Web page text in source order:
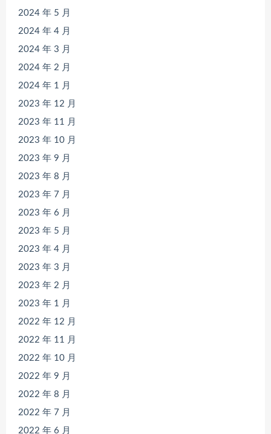
2024 年 5 月
2024 年 4 月
2024 年 3 月
2024 年 2 月
2024 年 1 月
2023 年 12 月
2023 年 11 月
2023 年 10 月
2023 年 9 月
2023 年 8 月
2023 年 7 月
2023 年 6 月
2023 年 5 月
2023 年 4 月
2023 年 3 月
2023 年 2 月
2023 年 1 月
2022 年 12 月
2022 年 11 月
2022 年 10 月
2022 年 9 月
2022 年 8 月
2022 年 7 月
2022 年 6 月